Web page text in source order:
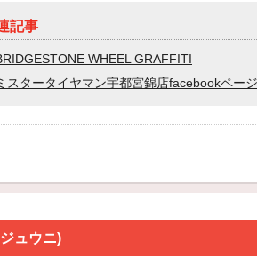
記事
WHEEL GRAFFITI
スタータイヤマン宇都宮錦店facebookページ
ュウニ)